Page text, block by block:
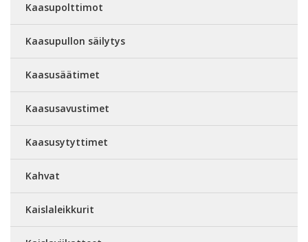
Kaasupolttimot
Kaasupullon säilytys
Kaasusäätimet
Kaasusavustimet
Kaasusytyttimet
Kahvat
Kaislaleikkurit